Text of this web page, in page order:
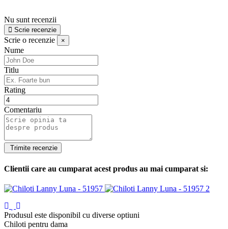
Nu sunt recenzii
Scrie recenzie
Scrie o recenzie ×
Nume
Titlu
Rating
Comentariu
Clientii care au cumparat acest produs au mai cumparat si:
Produsul este disponibil cu diverse optiuni
Chiloti pentru dama